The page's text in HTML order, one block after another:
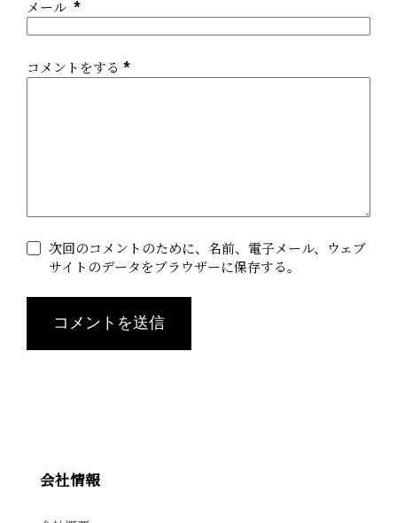
メール *
コメントをする *
次回のコメントのために、名前、電子メール、ウェブ
サイトのデータをブラウザーに保存する。
コメントを送信
会社情報